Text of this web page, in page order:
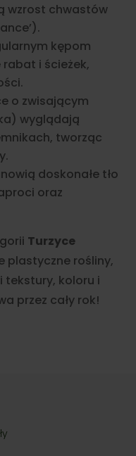
wzrost chwastów
kępom
i ścieżek,
o zwisającym
wyglądają
tworząc
doskonałe tło
oraz
Turzyce
plastyczne rośliny,
koloru i
przez cały rok!